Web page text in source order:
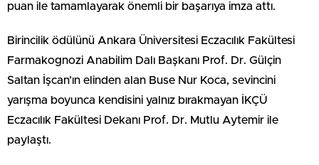
puan ile tamamlayarak önemli bir başarıya imza attı.
Birincilik ödülünü Ankara Üniversitesi Eczacılık Fakültesi
Farmakognozi Anabilim Dalı Başkanı Prof. Dr. Gülçin
Saltan İşcan’ın elinden alan Buse Nur Koca, sevincini
yarışma boyunca kendisini yalnız bırakmayan İKÇÜ
Eczacılık Fakültesi Dekanı Prof. Dr. Mutlu Aytemir ile
paylaştı.